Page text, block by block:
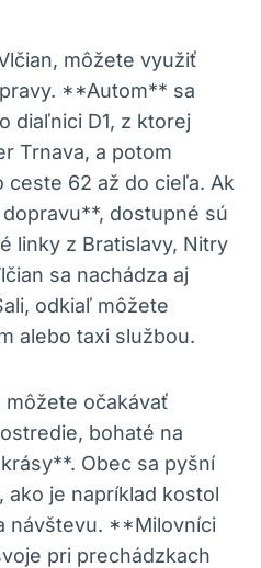
môžete využiť
**Autom** sa⁣
diaľnici D1, z ktorej
Trnava, a potom
​62⁢ až do cieľa.​ Ak
dostupné sú
linky z Bratislavy, Nitry
sa nachádza ⁤aj
odkiaľ môžete
​alebo ⁤taxi službou.
môžete očakávať
bohaté na
Obec‍ sa pyšní
ako je napríklad kostol⁢
návštevu. **Milovníci
pri⁤ prechádzkach‍